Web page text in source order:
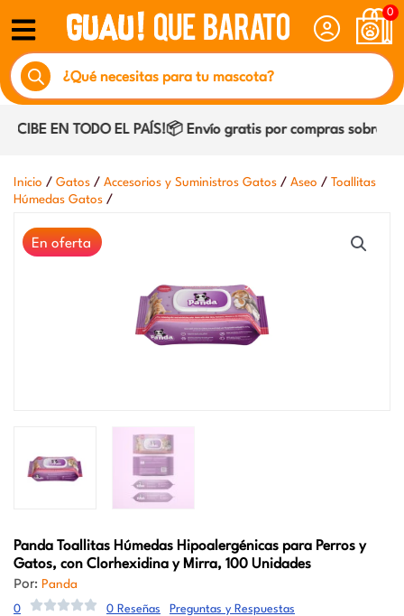
contenido
0
Búsqueda
de
productos
EN TODO EL PAÍS!📦 Envío gratis por compras sobre
En oferta
Inicio / Gatos / Accesorios y Suministros Gatos / Aseo / Toallitas
Húmedas Gatos /
Panda Toallitas Húmedas Hipoalergénicas para Perros y
Gatos, con Clorhexidina y Mirra, 100 Unidades
Por: Panda
0 0 Reseñas Preguntas y Respuestas